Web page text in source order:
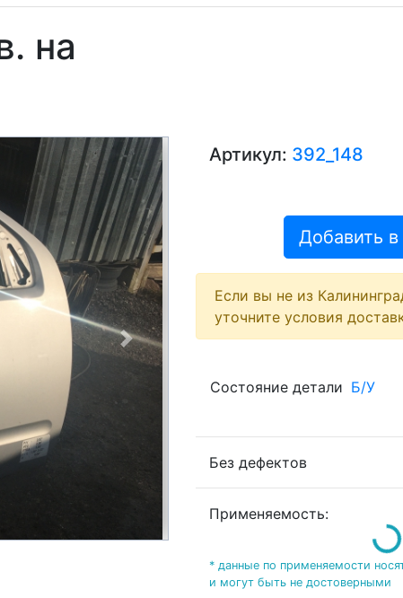
на
Next
Артикул: 392_148
Добавить в
Если вы не из
уточните условия
Состояние детали Б/У
Без дефектов
Применяемость:
* данные по применяемости
и могут быть не достоверными